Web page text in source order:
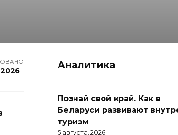
Аналитика
Познай свой край. Как в
Беларуси развивают
туризм
5 августа, 2026